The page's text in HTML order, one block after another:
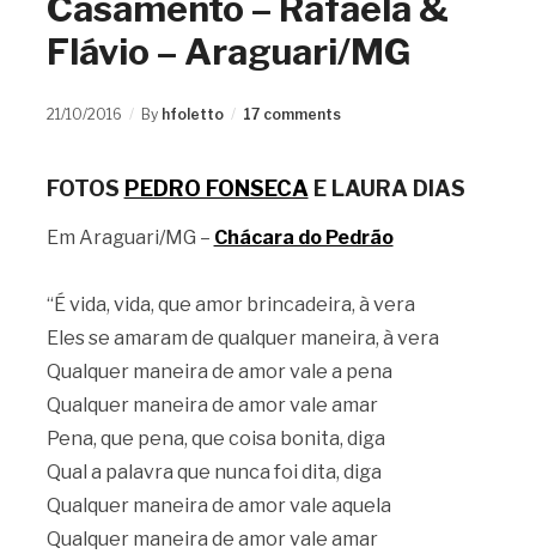
Flávio – Araguari/MG
21/10/2016 By hfoletto 17 comments
FOTOS PEDRO FONSECA E LAURA DIAS
Em Araguari/MG – Chácara do Pedrão
“É vida, vida, que amor brincadeira, à vera
Eles se amaram de qualquer maneira, à vera
Qualquer maneira de amor vale a pena
Qualquer maneira de amor vale amar
Pena, que pena, que coisa bonita, diga
Qual a palavra que nunca foi dita, diga
Qualquer maneira de amor vale aquela
Qualquer maneira de amor vale amar